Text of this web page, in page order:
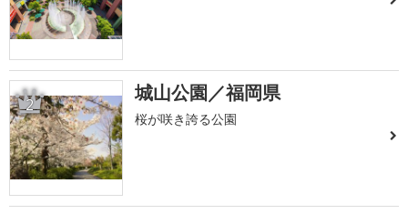
2 城山公園／福岡県
桜が咲き誇る公園